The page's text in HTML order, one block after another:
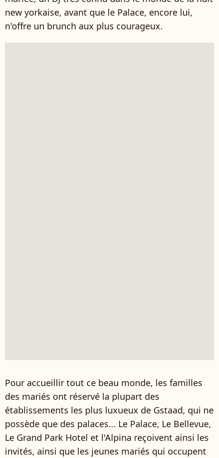
new yorkaise, avant que le Palace, encore lui,
n'offre un brunch aux plus courageux.
Pour accueillir tout ce beau monde, les familles
des mariés ont réservé la plupart des
établissements les plus luxueux de Gstaad, qui ne
possède que des palaces... Le Palace, Le Bellevue,
Le Grand Park Hotel et l'Alpina reçoivent ainsi les
invités, ainsi que les jeunes mariés qui occupent